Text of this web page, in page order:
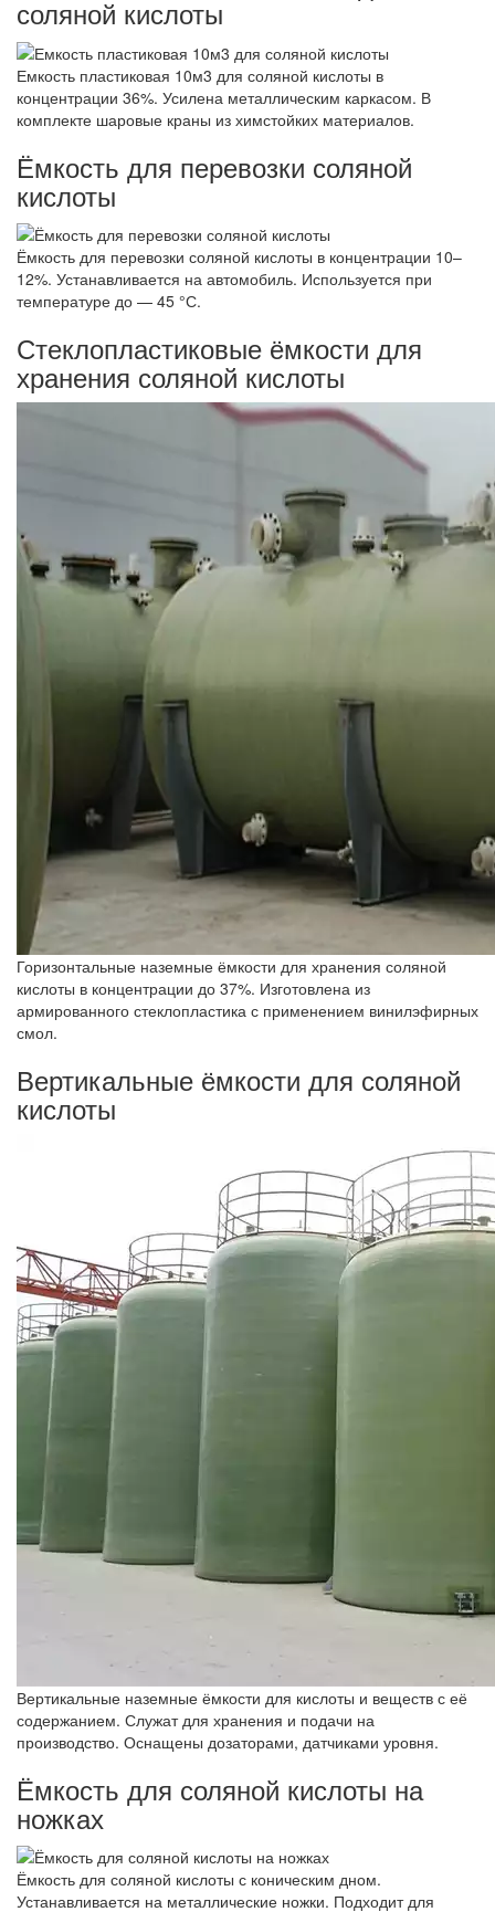
соляной кислоты
Емкость пластиковая 10м3 для соляной кислоты в
концентрации 36%. Усилена металлическим каркасом. В
комплекте шаровые краны из химстойких материалов.
Ёмкость для перевозки соляной
кислоты
Ёмкость для перевозки соляной кислоты в концентрации 10–
12%. Устанавливается на автомобиль. Используется при
температуре до — 45 °С.
Стеклопластиковые ёмкости для
хранения соляной кислоты
Горизонтальные наземные ёмкости для хранения соляной
кислоты в концентрации до 37%. Изготовлена из
армированного стеклопластика с применением винилэфирных
смол.
Вертикальные ёмкости для соляной
кислоты
Вертикальные наземные ёмкости для кислоты и веществ с её
содержанием. Служат для хранения и подачи на
производство. Оснащены дозаторами, датчиками уровня.
Ёмкость для соляной кислоты на
ножках
Ёмкость для соляной кислоты с коническим дном.
Устанавливается на металлические ножки. Подходит для